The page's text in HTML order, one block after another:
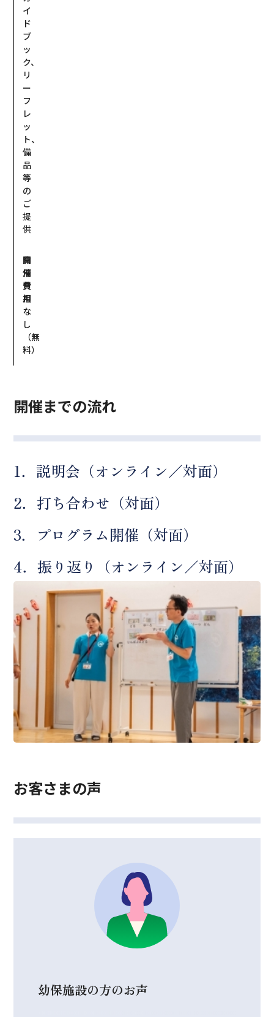
イ
ド
ブ
ッ
ク、
リ
ー
フ
レ
ッ
ト、
備
品
等
の
ご
提
供
開
催
費
用
費
用
負
担
な
し
（無
料）
開催までの流れ
1．説明会（オンライン／対面）
2．打ち合わせ（対面）
3．プログラム開催（対面）
4．振り返り（オンライン／対面）
お客さまの声
幼保施設の方のお声